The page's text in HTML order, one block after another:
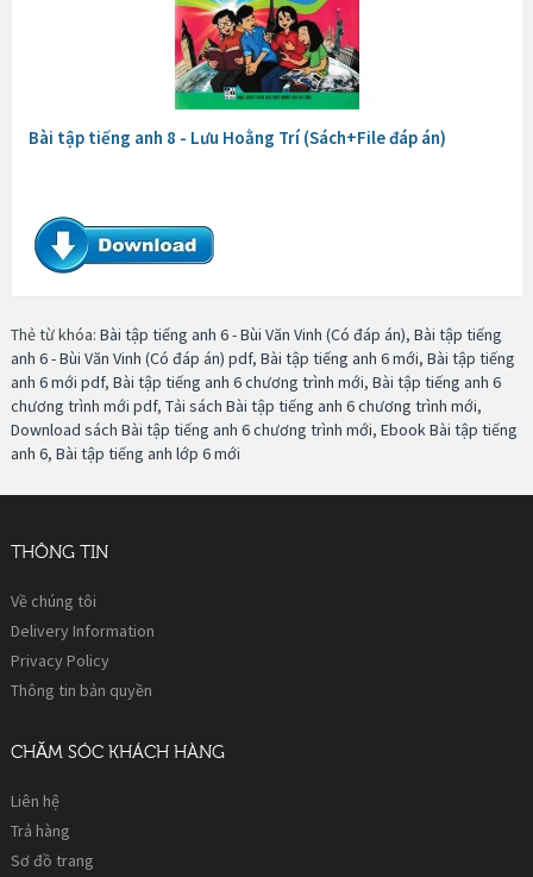
Bài tập tiếng anh 8 - Lưu Hoằng Trí (Sách+File đáp án)
Thẻ từ khóa: Bài tập tiếng anh 6 - Bùi Văn Vinh (Có đáp án), Bài tập tiếng
anh 6 - Bùi Văn Vinh (Có đáp án) pdf, Bài tập tiếng anh 6 mới, Bài tập tiếng
anh 6 mới pdf, Bài tập tiếng anh 6 chương trình mới, Bài tập tiếng anh 6
chương trình mới pdf, Tải sách Bài tập tiếng anh 6 chương trình mới,
Download sách Bài tập tiếng anh 6 chương trình mới, Ebook Bài tập tiếng
anh 6, Bài tập tiếng anh lớp 6 mới
THÔNG TIN
Về chúng tôi
Delivery Information
Privacy Policy
Thông tin bản quyền
CHĂM SÓC KHÁCH HÀNG
Liên hệ
Trả hàng
Sơ đồ trang